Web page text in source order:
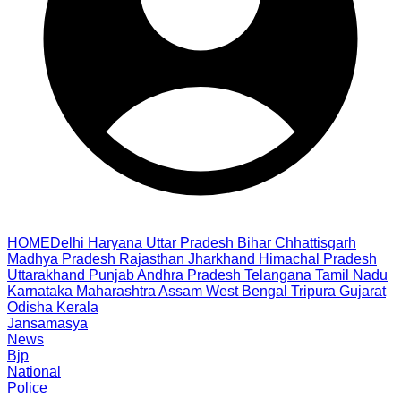
HOMEDelhi Haryana Uttar Pradesh Bihar Chhattisgarh
Madhya Pradesh Rajasthan Jharkhand Himachal Pradesh
Uttarakhand PunjabAndhra Pradesh Telangana Tamil Nadu
Karnataka Maharashtra Assam West Bengal Tripura Gujarat
Odisha Kerala
Jansamasya
News
Bjp
National
Police